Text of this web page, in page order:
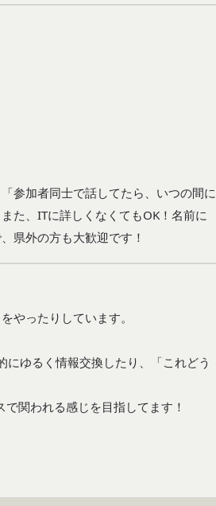
参加者同士で話してたら、いつの間に
た、ITに詳しくなくてもOK！名前に
県外の方も大歓迎です！
やったりしています。
ゆるく情報交換したり、「これどう
関われる感じを目指してます！